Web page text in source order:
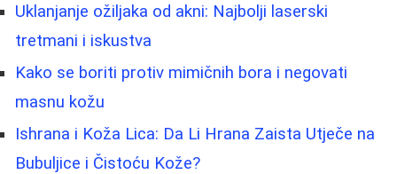
Uklanjanje ožiljaka od akni: Najbolji laserski
tretmani i iskustva
Kako se boriti protiv mimičnih bora i negovati
masnu kožu
Ishrana i Koža Lica: Da Li Hrana Zaista Utječe na
Bubuljice i Čistoću Kože?